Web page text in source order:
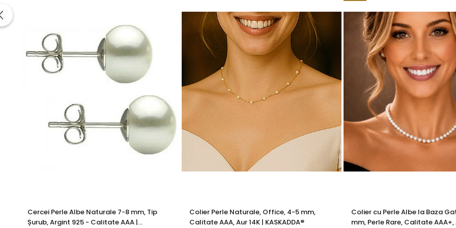
certificat de garanție și autenticitate
KASKADDA®
este un brand european de bijuterii premium, cu marcă înregistrată în 27 de țări. Toate produsele sunt
metale prețioase certificate. Fiecare bijuterie cu perle este însoțită de un certificat de garanție și autenticitate care
set office din aur galben și perle naturale albe
ca pe o extensie a propriei eleganțe – clară, calmă,
Informatii despre structura interna a componentelor din aur si argint utilizate in realizarea bijuteriilor
Pentru a asigura functionalitatea optima, durabilitatea si siguranta bijuteriilor, anumite componente esentiale sunt
Astfel, inchizatorile din aur si argint, tortitele cerceilor din aur si argint si zalele duble din aur si argint includ in structura
Aceasta metoda de fabricatie reprezinta un standard global in productia de bijuterii fine, fiind utilizata de
Prezenta acestor mici componente interne nu afecteaza aspectul, calitatea sau
dure pentru a asigura durabilitatea si functionalitatea pe termen lung. Datorita compozitiei metalurgice specifice,
Cercei Perle Albe Naturale 7-8 mm, Tip
Șurub, Argint 925 - Calitate AAA |
Colier Perle Naturale, Office, 4-5 mm,
Calitate AAA, Aur 14K | KASKADDA®
Colier cu Perle Albe la Baza
mm, Perle Rare, Calitate AAA+,